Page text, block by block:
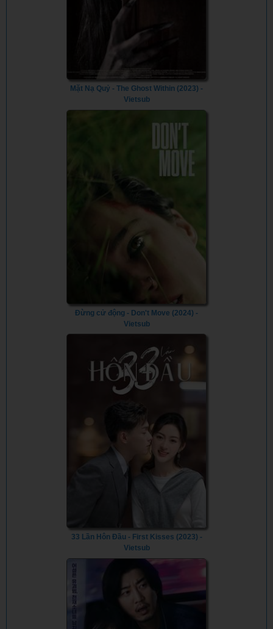
Mặt Nạ Quỷ - The Ghost Within (2023) -
Vietsub
Đừng cử động - Don't Move (2024) -
Vietsub
33 Lần Hôn Đầu - First Kisses (2023) -
Vietsub